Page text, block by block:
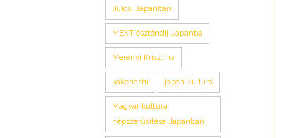
Julcsi Japánban
MEXT ösztöndíj Japánba
Merényi Krisztina
kakehashi japán kultúra
Magyar kultúra
népszerűsítése Japánban